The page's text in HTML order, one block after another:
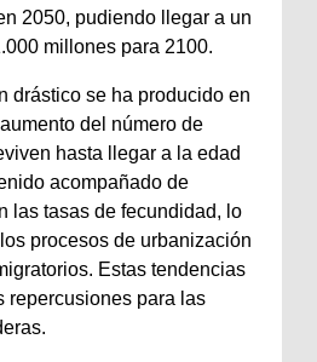
2050, pudiendo llegar a un
millones para 2100.
drástico se ha producido en
del número de
hasta llegar a la edad
acompañado de
las tasas de fecundidad, lo
procesos de urbanización
Estas tendencias
repercusiones para las